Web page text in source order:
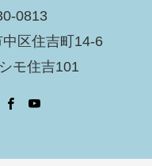
0813
区住吉町14-6
モ住吉101